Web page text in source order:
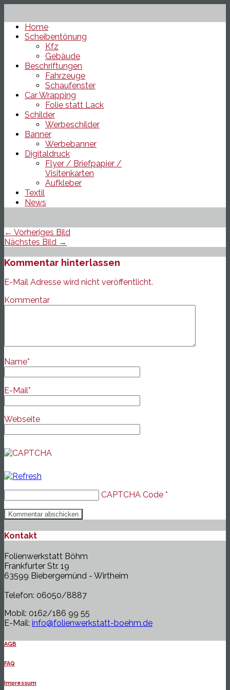
Home
Scheibentönung
Kfz
Gebäude
Beschriftungen
Fahrzeuge
Schaufenster
Car Wrapping
Folie statt Lack
Schilder
Werbeschilder
Banner
Werbebanner
Digitaldruck
Flyer / Briefpapier /
Visitenkarten
Aufkleber
Textil
News
← Vorheriges Bild
Nächstes Bild →
Kommentar hinterlassen
E-Mail Adresse wird nicht veröffentlicht.
Kommentar
Name*
E-Mail*
Webseite
CAPTCHA Code *
Kontakt
Folienwerkstatt Böhm
Frankfurter Str. 19
63599 Biebergemünd - Wirtheim
Telefon: 06050/8887
Mobil: 0162/186 99 55
E-Mail: info@folienwerkstatt-boehm.de
AGB
FAQ
Impressum